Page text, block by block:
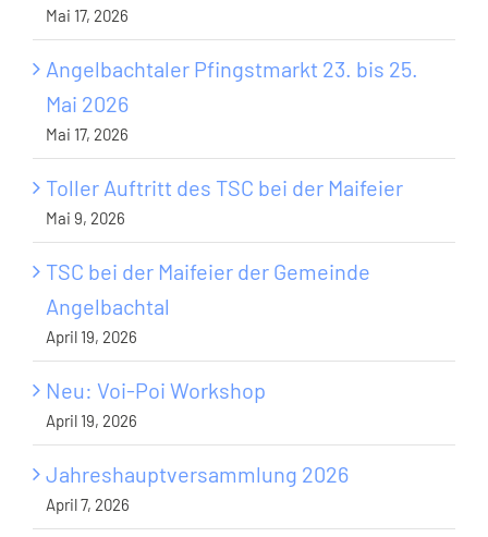
Mai 17, 2026
Angelbachtaler Pfingstmarkt 23. bis 25.
Mai 2026
Mai 17, 2026
Toller Auftritt des TSC bei der Maifeier
Mai 9, 2026
TSC bei der Maifeier der Gemeinde
Angelbachtal
April 19, 2026
Neu: Voi-Poi Workshop
April 19, 2026
Jahreshauptversammlung 2026
April 7, 2026